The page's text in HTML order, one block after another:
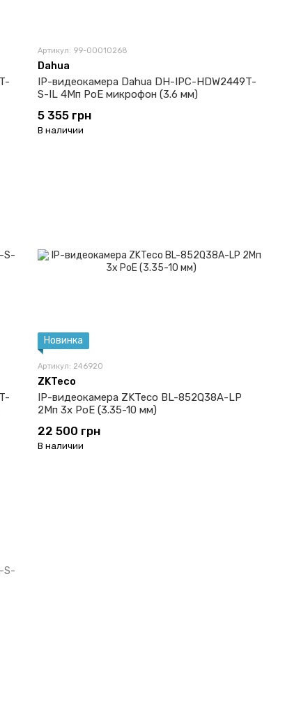
Артикул: 99-00010268
Dahua
IP-видеокамера Dahua DH-IPC-HDW2449T-
S-IL 4Мп PoE микрофон (3.6 мм)
5 355 грн
В наличии
Новинка
Артикул: 246920
ZKTeco
IP-видеокамера ZKTeco BL-852Q38A-LP
2Мп 3x PoE (3.35-10 мм)
22 500 грн
В наличии